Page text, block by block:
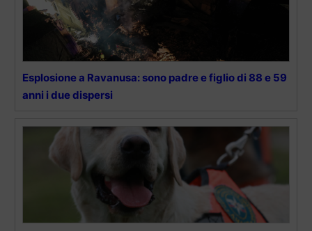
Esplosione a Ravanusa: sono padre e figlio di 88 e 59
anni i due dispersi